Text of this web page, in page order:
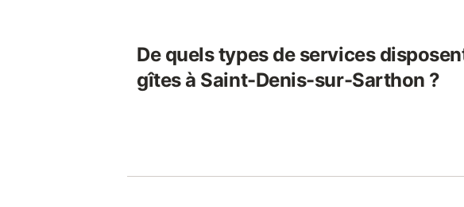
De quels types de services
gîtes à Saint-Denis-sur-Sarthon ?